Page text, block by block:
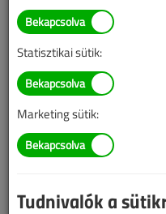
Tudnivalók az online
Van más mód ahhoz, hogy
A megvásárolt cikket
Meddig érvényes a
Statisztikai sütik:
Marketing sütik:
Tudnivalók a